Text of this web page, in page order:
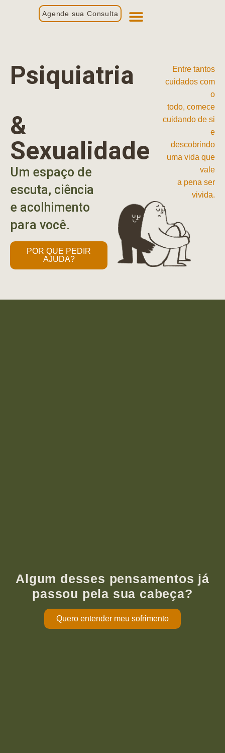
Agende sua Consulta
Psiquiatria
&
Sexualidade
Um espaço de
escuta, ciência
e acolhimento
para você.
POR QUE PEDIR
AJUDA?
Entre tantos
cuidados com
o
todo, comece
cuidando de si
e
descobrindo
uma vida que
vale
a pena ser
vivida.
Algum desses pensamentos já
passou pela sua cabeça?
Quero entender meu sofrimento